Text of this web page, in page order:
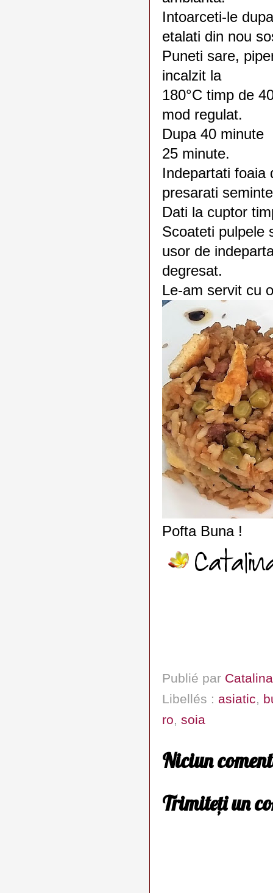
Intoarceti-le
etalati din nou
Puneti sare,
incalzit la
180°C timp de
mod regulat.
Dupa 40 minute
25 minute.
Indepartati foaia
presarati
Dati la cuptor
Scoateti pulpele
usor de
degresat.
Le-am servit cu
Pofta Buna !
Publié par Catalina
Libellés : asiatic,
ro, soia
Niciun
Trimiteți un